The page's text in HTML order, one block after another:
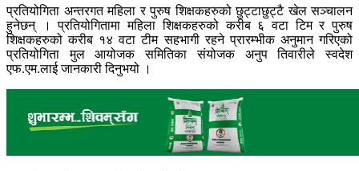
प्रतियोगिता अन्तरगत महिला र पुरुषशिक्षकहरुको छुट्टाछुट्टै खेल सञ्चालन
हुनेछन् । प्रतियोगितामा महिला शिक्षकहरुको करीब ६ वटा टिम र पुरुष
शिक्षकहरुको करीब १४ वटा टीम सहभागी रहने प्रारम्भीक अनुमान गरिएको
प्रतियोगिता मुल आयोजक समितिका संयोजक अनुप तिवारीले स्वदेश
एफ.एम.लाई जानकारी दिनुभयो ।